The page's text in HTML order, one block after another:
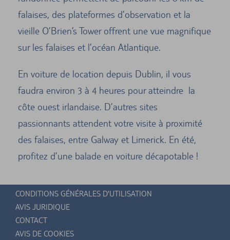
falaises, des plateformes d’observation et la
vieille O’Brien’s Tower offrent une vue magnifique
sur les falaises et l’océan Atlantique.
En voiture de location depuis Dublin, il vous
faudra environ 3 à 4 heures pour atteindre la
côte ouest irlandaise. D’autres sites
passionnants attendent votre visite à proximité
des falaises, entre Galway et Limerick. En été,
profitez d’une balade en voiture décapotable !
CONDITIONS GÉNÉRALES D'UTILISATION
AVIS JURIDIQUE
CONTACT
AVIS DE COOKIES